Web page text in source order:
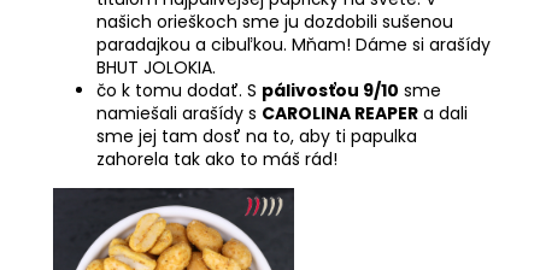
našich orieškoch sme ju dozdobili sušenou
paradajkou a cibuľkou. Mňam! Dáme si arašídy
BHUT JOLOKIA.
čo k tomu dodať. S pálivosťou 9/10 sme
namiešali arašídy s CAROLINA REAPER a dali
sme jej tam dosť na to, aby ti papulka
zahorela tak ako to máš rád!